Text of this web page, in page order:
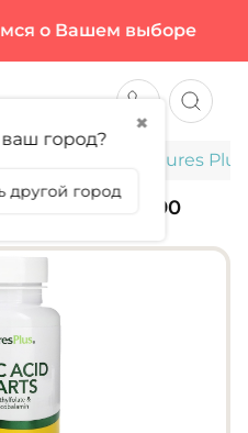
о Вашем выборе
Natures
ACID HEARTS, 90
✖
город?
другой город